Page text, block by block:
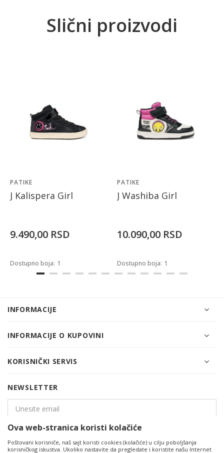
Slični proizvodi
PATIKE
J Kalispera Girl
9.490,00 RSD
Dostupno boja: 1
PATIKE
J Washiba Girl
10.090,00 RSD
Dostupno boja: 1
INFORMACIJE
INFORMACIJE O KUPOVINI
KORISNIČKI SERVIS
NEWSLETTER
PRIJAVITE SE
Ova web-stranica koristi kolačiće
Poštovani korisniče, naš sajt koristi cookies (kolačiće) u cilju poboljšanja
korisničkog iskustva. Ukoliko nastavite da pregledate i koristite našu Internet